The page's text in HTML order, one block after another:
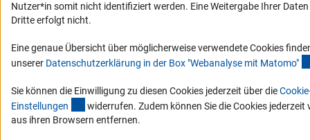
Nutzer*in somit nicht identifiziert werden. Eine Weitergabe Ihrer
Dritte erfolgt nicht.
Eine genaue Übersicht über möglicherweise verwendete Cookies
unserer Datenschutzerklärung in der Box "Webanalyse mit Matomo"
Sie können die Einwilligung zu diesen Cookies jederzeit über die
Einstellungen (interner Link)
widerrufen. Zudem können Sie die Cookies jederzeit
aus ihren Browsern entfernen.